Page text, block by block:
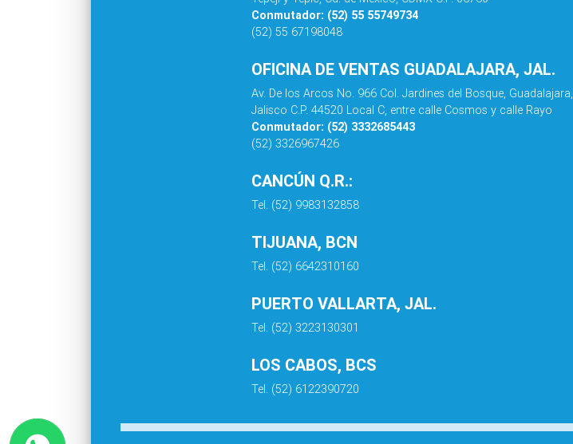
Conmutador: (52) 55 55749734
(52) 55 67198048
OFICINA DE VENTAS GUADALAJARA, JAL.
Av. De los Arcos No. 966 Col. Jardines del Bosque, Guadalajara,
Jalisco C.P. 44520 Local C, entre calle Cosmos y calle Rayo
Conmutador: (52) 3332685443
(52) 3326967426
CANCÚN Q.R.:
Tel. (52) 9983132858
TIJUANA, BCN
Tel. (52) 6642310160
PUERTO VALLARTA, JAL.
Tel. (52) 3223130301
LOS CABOS, BCS
Tel. (52) 6122390720